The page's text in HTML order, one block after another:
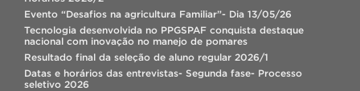
Evento “Desafios na agricultura Familiar”- Dia 13/05/26
Tecnologia desenvolvida no PPGSPAF conquista destaque
nacional com inovação no manejo de pomares
Resultado final da seleção de aluno regular 2026/1
Datas e horários das entrevistas- Segunda fase- Processo
seletivo 2026